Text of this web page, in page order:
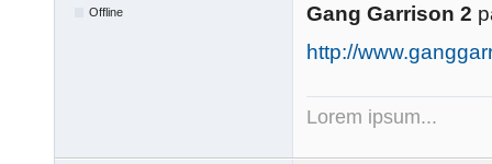
Offline Gang Garrison 2
http://
Lorem ipsum...